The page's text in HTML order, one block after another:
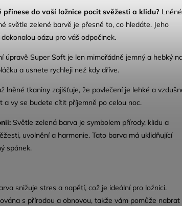
do vaší ložnice pocit svěžesti a klidu? Lněné
světle zelené barvě je přesně to, co hledáte. Jeho
oázu pro váš odpočinek.
úpravě Super Soft je len mimořádně jemný a hebký
a usnete rychleji než kdy dříve.
lněné tkaniny zajišťuje, že povlečení je lehké a
a vy se budete cítit příjemně po celou noc.
Světle zelená barva je symbolem přírody, klidu a
uvolnění a harmonie. Tato barva má uklidňující
spánek.
snižuje stres a napětí, což je ideální pro ložnici.
s přírodou a obnovou, takže vám pomůže nabrat